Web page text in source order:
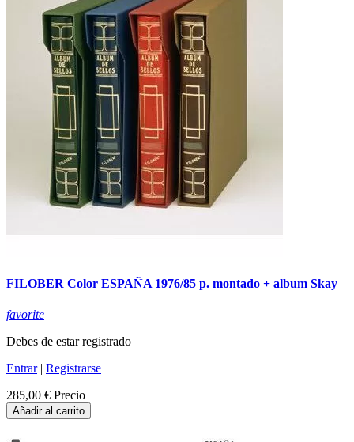
FILOBER Color ESPAÑA 1976/85 p. montado + album Skay
favorite
Debes de estar registrado
Entrar| Registrarse
285,00 € Precio
Añadir al carrito